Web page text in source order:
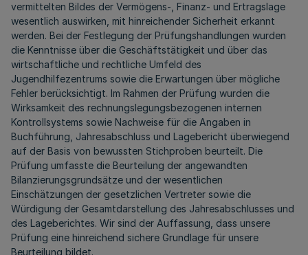
vermittelten Bildes der Vermögens-, Finanz- und Ertragslage
wesentlich auswirken, mit hinreichender Sicherheit erkannt
werden. Bei der Festlegung der Prüfungshandlungen wurden
die Kenntnisse über die Geschäftstätigkeit und über das
wirtschaftliche und rechtliche Umfeld des
Jugendhilfezentrums sowie die Erwartungen über mögliche
Fehler berücksichtigt. Im Rahmen der Prüfung wurden die
Wirksamkeit des rechnungslegungsbezogenen internen
Kontrollsystems sowie Nachweise für die Angaben in
Buchführung, Jahresabschluss und Lagebericht überwiegend
auf der Basis von bewussten Stichproben beurteilt. Die
Prüfung umfasste die Beurteilung der angewandten
Bilanzierungsgrundsätze und der wesentlichen
Einschätzungen der gesetzlichen Vertreter sowie die
Würdigung der Gesamtdarstellung des Jahresabschlusses und
des Lageberichtes. Wir sind der Auffassung, dass unsere
Prüfung eine hinreichend sichere Grundlage für unsere
Beurteilung bildet.